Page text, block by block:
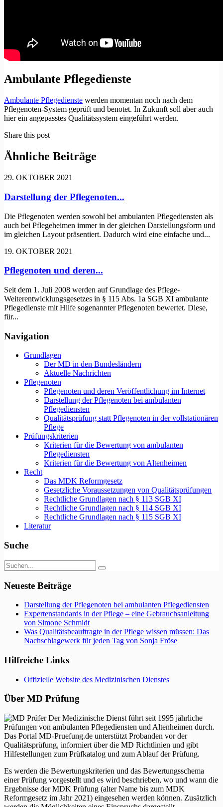
Ambulante Pflegedienste
Ambulante Pflegedienste werden momentan noch nach dem
Pflegenoten-System geprüft und benotet. In Zukunft soll aber auch
hier ein angepasstes Qualitätssystem eingeführt werden.
Share this post
Ähnliche Beiträge
29. OKTOBER 2021
Darstellung der Pflegenoten...
Die Pflegenoten werden sowohl bei ambulanten Pflegediensten als
auch bei Pflegeheimen immer in der gleichen Darstellungsform und
im gleichen Layout präsentiert. Dadurch wird eine einfache und...
19. OKTOBER 2021
Pflegenoten und deren...
Seit dem 1. Juli 2008 werden auf Grundlage des Pflege-
Weiterentwicklungsgesetzes in § 115 Abs. 1a SGB XI ambulante
Pflegedienste mit Hilfe sogenannter Pflegenoten bewertet. Diese,
für...
Navigation
Grundlagen
Der MD in den Bundesländern
Aktuelle Nachrichten
Pflegenoten
Pflegenoten und deren Veröffentlichung im Internet
Darstellung der Pflegenoten bei ambulanten
Pflegediensten
Qualitätsprüfung statt Pflegenoten in der vollstationären
Pflege
Prüfungskriterien
Kriterien für die Bewertung von ambulanten
Pflegediensten
Kriterien für die Bewertung von Altenheimen
Recht
Das MDK Reformgesetz
Gesetzliche Voraussetzungen von Qualitätsprüfungen
Rechtliche Grundlagen nach § 113 SGB XI
Rechtliche Grundlagen nach § 114 SGB XI
Rechtliche Grundlagen nach § 115 SGB XI
Literatur
Suche
Neueste Beiträge
Darstellung der Pflegenoten bei ambulanten Pflegediensten
Expertenstandards in der Pflege – eine Gebrauchsanleitung
von Simone Schmidt
Was Qualitätsbeauftragte in der Pflege wissen müssen: Das
Nachschlagewerk für jeden Tag von Sonja Fröse
Hilfreiche Links
Offizielle Website des Medizinischen Dienstes
Über MD Prüfung
Der Medizinische Dienst führt seit 1995 jährliche
Prüfungen von ambulanten Pflegediensten und Altenheimen durch.
Das Portal MD-Pruefung.de unterstützt Probanden vor der
Qualitätsprüfung, informiert über die MD Richtlinien und gibt
Hilfestellungen zum Prüfkatalog und zum Ablauf der Prüfung.
Es werden die Bewertungskriterien und das Bewertungsschema
einer Prüfung vorgestellt und es wird beschrieben, wo und wann die
Ergebnisse der MDK Prüfung (alter Name bis zum MDK
Reformgesetz im Jahr 2021) eingesehen werden können. Zusätzlich